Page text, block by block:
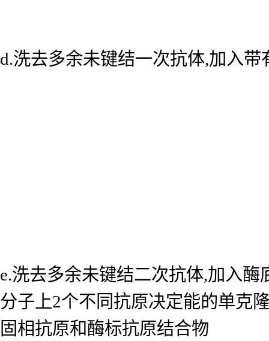
d.洗去多余未键结一次抗体,加入
e.洗去多余未键结二次抗体,加入
分子上2个不同抗原决定能的单克
固相抗原和酶标抗原结合物